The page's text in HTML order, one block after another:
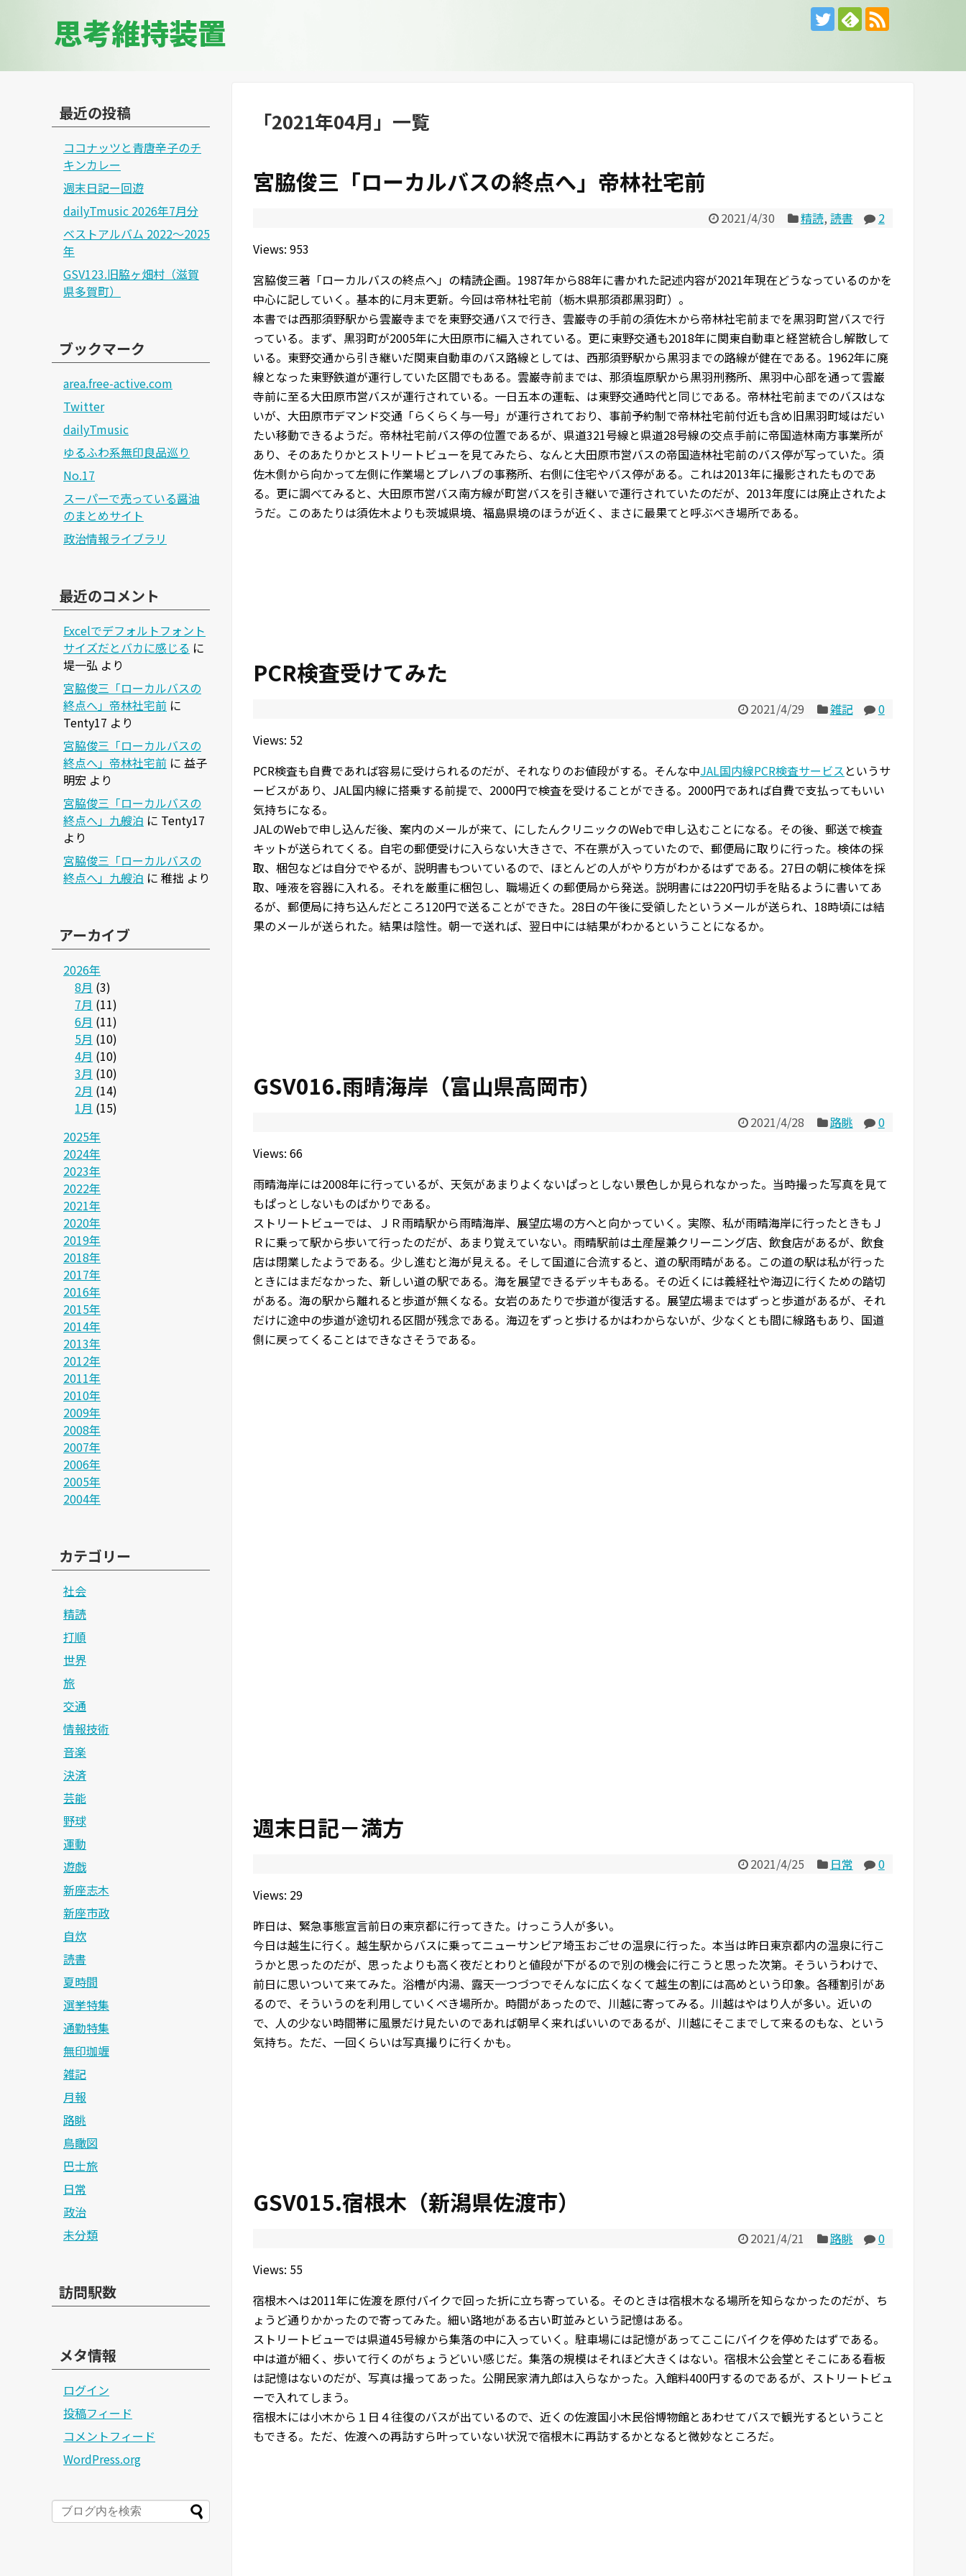
思考維持装置
「2021年04月」 一覧
宮脇俊三「ローカルバスの終点へ」帝林社宅前
2021/4/30 精読, 読書
2
Views: 953
宮脇俊三著「ローカルバスの終点へ」の精読企画。1987年から88年に書かれた記述内容が2021年現在どうなっているのかを
中心に記していく。基本的に月末更新。今回は帝林社宅前（栃木県那須郡黒羽町）。
本書では西那須野駅から雲巌寺までを東野交通バスで行き、雲巌寺の手前の須佐木から帝林社宅前までを黒羽町営バスで行
っている。まず、黒羽町が2005年に大田原市に編入されている。更に東野交通も2018年に関東自動車と経営統合し解散して
いる。東野交通から引き継いだ関東自動車のバス路線としては、西那須野駅から黒羽までの路線が健在である。1962年に廃
線となった東野鉄道が運行していた区間でもある。雲巌寺前までは、那須塩原駅から黒羽刑務所、黒羽中心部を通って雲巌
寺前に至る大田原市営バスが運行されている。一日五本の運転、は東野交通時代と同じである。帝林社宅前までのバスはな
いが、大田原市デマンド交通「らくらく与一号」が運行されており、事前予約制で帝林社宅前付近も含め旧黒羽町域はだい
たい移動できるようだ。帝林社宅前バス停の位置であるが、県道321号線と県道28号線の交点手前に帝国造林南方事業所が
あり、そのあたりかとストリートビューを見てみたら、なんと大田原市営バスの帝国造林社宅前のバス停が写っていた。須
佐木側から向かって左側に作業場とプレハブの事務所、右側に住宅やバス停がある。これは2013年に撮影されたものであ
る。更に調べてみると、大田原市営バス南方線が町営バスを引き継いで運行されていたのだが、2013年度には廃止されたよ
うだ。このあたりは須佐木よりも茨城県境、福島県境のほうが近く、まさに最果てと呼ぶべき場所である。
PCR検査受けてみた
2021/4/29 雑記
0
Views: 52
PCR検査も自費であれば容易に受けられるのだが、それなりのお値段がする。そんな中JAL国内線PCR検査サービスというサ
ービスがあり、JAL国内線に搭乗する前提で、2000円で検査を受けることができる。2000円であれば自費で支払ってもいい
気持ちになる。
JALのWebで申し込んだ後、案内のメールが来て、にしたんクリニックのWebで申し込むことになる。その後、郵送で検査
キットが送られてくる。自宅の郵便受けに入らない大きさで、不在票が入っていたので、郵便局に取りに行った。検体の採
取、梱包などは自分でやるが、説明書もついているので、ほとんどの人がやり方がわかるはずである。27日の朝に検体を採
取、唾液を容器に入れる。それを厳重に梱包し、職場近くの郵便局から発送。説明書には220円切手を貼るように書いてあ
るが、郵便局に持ち込んだところ120円で送ることができた。28日の午後に受領したというメールが送られ、18時頃には結
果のメールが送られた。結果は陰性。朝一で送れば、翌日中には結果がわかるということになるか。
GSV016.雨晴海岸（富山県高岡市）
2021/4/28 路眺
0
Views: 66
雨晴海岸には2008年に行っているが、天気があまりよくないぱっとしない景色しか見られなかった。当時撮った写真を見て
もぱっとしないものばかりである。
ストリートビューでは、ＪＲ雨晴駅から雨晴海岸、展望広場の方へと向かっていく。実際、私が雨晴海岸に行ったときもＪ
Ｒに乗って駅から歩いて行ったのだが、あまり覚えていない。雨晴駅前は土産屋兼クリーニング店、飲食店があるが、飲食
店は閉業したようである。少し進むと海が見える。そして国道に合流すると、道の駅雨晴がある。この道の駅は私が行った
ときにはまだなかった、新しい道の駅である。海を展望できるデッキもある。その近くには義経社や海辺に行くための踏切
がある。海の駅から離れると歩道が無くなる。女岩のあたりで歩道が復活する。展望広場まではずっと歩道があるが、それ
だけに途中の歩道が途切れる区間が残念である。海辺をずっと歩けるかはわからないが、少なくとも間に線路もあり、国道
側に戻ってくることはできなさそうである。
週末日記－満方
2021/4/25 日常
0
Views: 29
昨日は、緊急事態宣言前日の東京都に行ってきた。けっこう人が多い。
今日は越生に行く。越生駅からバスに乗ってニューサンピア埼玉おごせの温泉に行った。本当は昨日東京都内の温泉に行こ
うかと思ったのだが、思ったよりも高く夜だとわりと値段が下がるので別の機会に行こうと思った次第。そういうわけで、
前日に思いついて来てみた。浴槽が内湯、露天一つづつでそんなに広くなくて越生の割には高めという印象。各種割引があ
るので、そういうのを利用していくべき場所か。時間があったので、川越に寄ってみる。川越はやはり人が多い。近いの
で、人の少ない時間帯に風景だけ見たいのであれば朝早く来ればいいのであるが、川越にそこまでして来るのもな、という
気持ち。ただ、一回くらいは写真撮りに行くかも。
GSV015.宿根木（新潟県佐渡市）
2021/4/21 路眺
0
Views: 55
宿根木へは2011年に佐渡を原付バイクで回った折に立ち寄っている。そのときは宿根木なる場所を知らなかったのだが、ち
ょうど通りかかったので寄ってみた。細い路地がある古い町並みという記憶はある。
ストリートビューでは県道45号線から集落の中に入っていく。駐車場には記憶があってここにバイクを停めたはずである。
中は道が細く、歩いて行くのがちょうどいい感じだ。集落の規模はそれほど大きくはない。宿根木公会堂とそこにある看板
は記憶はないのだが、写真は撮ってあった。公開民家清九郎は入らなかった。入館料400円するのであるが、ストリートビュ
ーで入れてしまう。
宿根木には小木から１日４往復のバスが出ているので、近くの佐渡国小木民俗博物館とあわせてバスで観光するということ
もできる。ただ、佐渡への再訪すら叶っていない状況で宿根木に再訪するかとなると微妙なところだ。
最近の投稿
ココナッツと青唐辛子のチ
キンカレー
週末日記ー回遊
dailyTmusic 2026年7月分
ベストアルバム 2022～2025
年
GSV123.旧脇ヶ畑村（滋賀
県多賀町）
ブックマーク
area.free-active.com
Twitter
dailyTmusic
ゆるふわ系無印良品巡り
No.17
スーパーで売っている醤油
のまとめサイト
政治情報ライブラリ
最近のコメント
Excelでデフォルトフォント
サイズだとバカに感じる に
堤一弘 より
宮脇俊三「ローカルバスの
終点へ」帝林社宅前 に
Tenty17 より
宮脇俊三「ローカルバスの
終点へ」帝林社宅前 に 益子
明宏 より
宮脇俊三「ローカルバスの
終点へ」九艘泊 に Tenty17
より
宮脇俊三「ローカルバスの
終点へ」九艘泊 に 稚拙 より
アーカイブ
2026年
8月 (3)
7月 (11)
6月 (11)
5月 (10)
4月 (10)
3月 (10)
2月 (14)
1月 (15)
2025年
2024年
2023年
2022年
2021年
2020年
2019年
2018年
2017年
2016年
2015年
2014年
2013年
2012年
2011年
2010年
2009年
2008年
2007年
2006年
2005年
2004年
カテゴリー
社会
精読
打順
世界
旅
交通
情報技術
音楽
決済
芸能
野球
運動
遊戯
新座志木
新座市政
自炊
読書
夏時間
選挙特集
通勤特集
無印珈竰
雑記
月報
路眺
鳥瞰図
巴士旅
日常
政治
未分類
訪問駅数
メタ情報
ログイン
投稿フィード
コメントフィード
WordPress.org